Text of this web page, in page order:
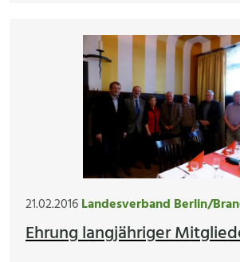
21.02.2016Landesverband Berlin/
Ehrung langjähriger